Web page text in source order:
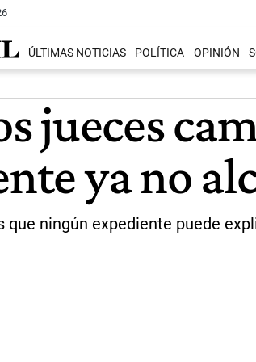
ÚLTIMAS NOTICIAS POLÍTICA OPINIÓN
jueces
ya no
que ningún expediente puede